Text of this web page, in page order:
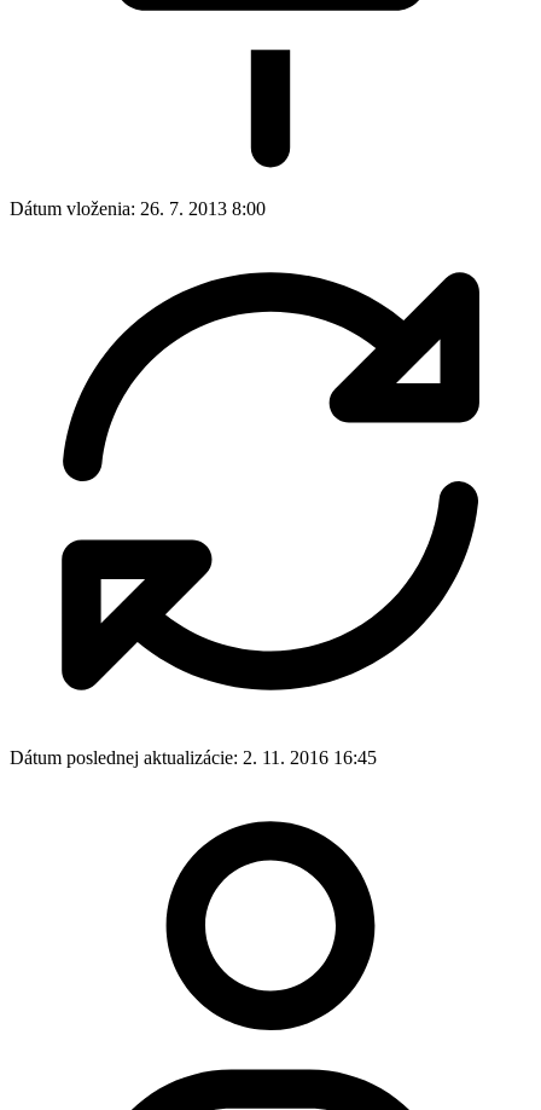
Dátum vloženia: 26. 7. 2013 8:00
Dátum poslednej aktualizácie: 2. 11. 2016 16:45